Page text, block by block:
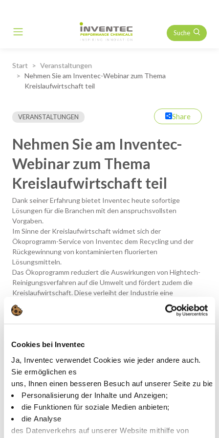
Cookies bei Inventec
Ja, Inventec verwendet Cookies wie jeder andere auch.
Sie ermöglichen es
uns, Ihnen einen besseren Besuch auf unserer Seite zu
Personalisierung der Inhalte und Anzeigen;
die Funktionen für soziale Medien anbieten;
die Analyse
des Datenverkehrs auf unserer Website mithilfe von
Main Navigation Suche
Start
Veranstaltungen
Nehmen Sie am Inventec-Webinar zum Thema
Kreislaufwirtschaft teil
VERANSTALTUNGEN Share
Nehmen Sie am Inventec-
Webinar zum Thema
Kreislaufwirtschaft teil
Dank seiner Erfahrung bietet Inventec heute sofortige
Lösungen für die Branchen mit den anspruchsvollsten
Vorgaben.
Im Sinne der Kreislaufwirtschaft widmet sich der
Ökoprogramm-Service von Inventec dem Recycling und der
Rückgewinnung von kontaminierten fluorierten
Lösungsmitteln.
Das Ökoprogramm reduziert die Auswirkungen von Hightech-
Reinigungsverfahren auf die Umwelt und fördert zudem die
Kreislaufwirtschaft. Diese verleiht der Industrie eine
Führungsrolle in diesem Bereich und unterstützt sie dabei, zu
einer besseren Welt beizutragen.
Greenway of high technology cleaning, in a circular economy
Klicken Sie bitte hier, um sich anzumelden:
https://lnkd.in/dYikPFNy